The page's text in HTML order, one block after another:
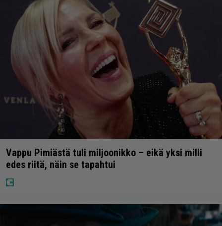
Vappu Pimiästä tuli miljoonikko – eikä yksi milli
edes riitä, näin se tapahtui